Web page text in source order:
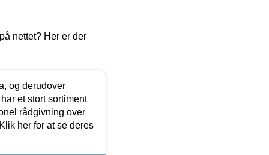
nettet? Her er der
og derudover
et stort sortiment
rådgivning over
her for at se deres